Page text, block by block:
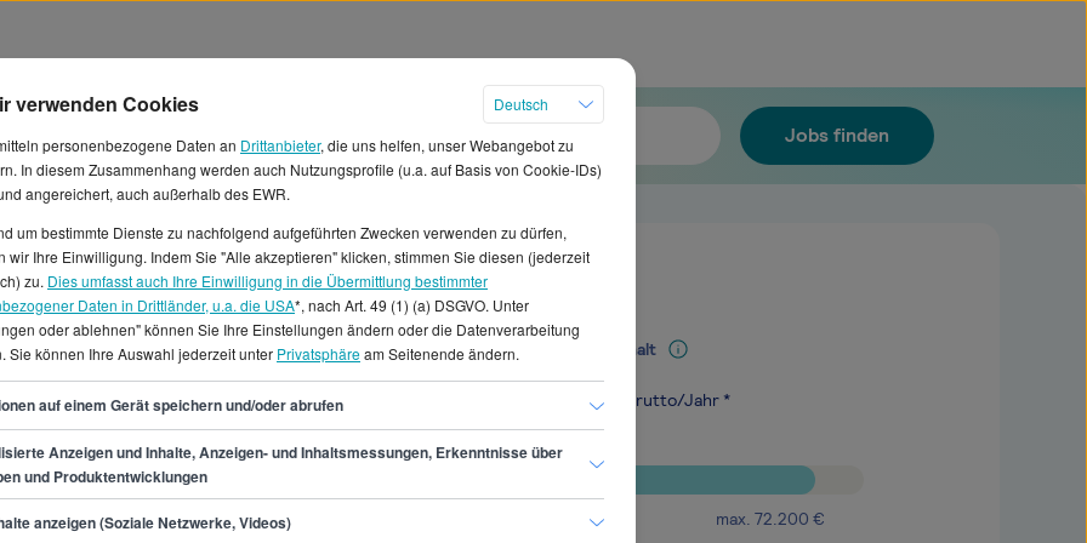
Jobs finden
Leipzig
tätig bist, mit einem
Stundenlohn beläuft sich
5.133 € verdienen.*
€ und 72.200 €.Wenn
kannst du auf
oder
StepStone.de findest du
Mediangehalt
61.600€ brutto/Jahr *
max. 72.200 €
verwenden Cookies
Deutsch
personenbezogene Daten an Drittanbieter, die uns helfen, unser Webangebot zu
In diesem Zusammenhang werden auch Nutzungsprofile (u.a. auf Basis von Cookie-IDs)
angereichert, auch außerhalb des EWR.
um bestimmte Dienste zu nachfolgend aufgeführten Zwecken verwenden zu dürfen,
wir Ihre Einwilligung. Indem Sie "Alle akzeptieren" klicken, stimmen Sie diesen (jederzeit
zu. Dies umfasst auch Ihre Einwilligung in die Übermittlung bestimmter
Daten in Drittländer, u.a. die USA*, nach Art. 49 (1) (a) DSGVO. Unter
oder ablehnen" können Sie Ihre Einstellungen ändern oder die Datenverarbeitung
Sie können Ihre Auswahl jederzeit unter Privatsphäream Seitenende ändern.
auf einem Gerät speichern und/oder abrufen
Anzeigen und Inhalte, Anzeigen- und Inhaltsmessungen, Erkenntnisse über
und Produktentwicklungen
anzeigen (Soziale Netzwerke, Videos)